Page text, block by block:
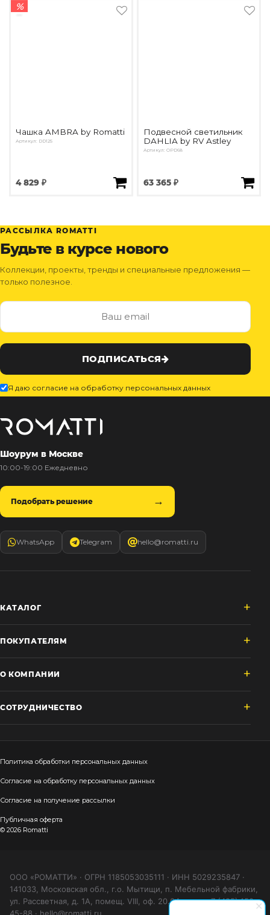
%
Чашка AMBRA by Romatti
Артикул: DD125
4 829 ₽
Подвесной светильник
DAHLIA by RV Astley
Артикул: OPD68
63 365 ₽
РАССЫЛКА ROMATTI
Будьте в курсе нового
Коллекции, проекты, тренды и специальные предложения —
только полезное.
ПОДПИСАТЬСЯ
Я даю согласие на обработку персональных данных
Шоурум в Москве
10:00-19:00 Ежедневно
Подобрать решение
WhatsApp Telegram hello@romatti.ru
КАТАЛОГ
ПОКУПАТЕЛЯМ
О КОМПАНИИ
СОТРУДНИЧЕСТВО
Политика обработки персональных данных
Согласие на обработку персональных данных
Согласие на получение рассылки
Публичная оферта
© 2026 Romatti
ООО «РОМАТТИ» · ОГРН 1185053035111 · ИНН 5029235847 ·
141033, Московская обл., г.о. Мытищи, п. Мебельной фабрики,
ул. Рассветная, д. 1А, помещ. VIII, оф. 20.04 · тел. +7 (495) 150-